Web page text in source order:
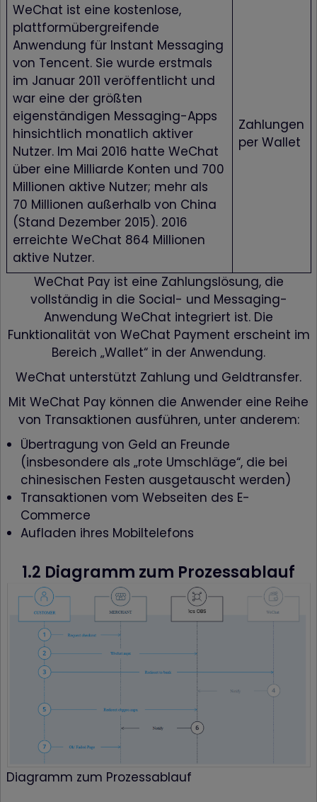
WeChat ist eine kostenlose,
plattformübergreifende
Anwendung für Instant Messaging
von Tencent. Sie wurde erstmals
im Januar 2011 veröffentlicht und
war eine der größten
eigenständigen Messaging-Apps
hinsichtlich monatlich aktiver
Nutzer. Im Mai 2016 hatte WeChat
über eine Milliarde Konten und 700
Millionen aktive Nutzer; mehr als
70 Millionen außerhalb von China
(Stand Dezember 2015). 2016
erreichte WeChat 864 Millionen
aktive Nutzer.
Zahlungen
per Wallet
WeChat Pay ist eine Zahlungslösung, die
vollständig in die Social- und Messaging-
Anwendung WeChat integriert ist. Die
Funktionalität von WeChat Payment erscheint im
Bereich „Wallet“ in der Anwendung.
WeChat unterstützt Zahlung und Geldtransfer.
Mit WeChat Pay können die Anwender eine Reihe
von Transaktionen ausführen, unter anderem:
Übertragung von Geld an Freunde
(insbesondere als „rote Umschläge“, die bei
chinesischen Festen ausgetauscht werden)
Transaktionen vom Webseiten des E-
Commerce
Aufladen ihres Mobiltelefons
1.2 Diagramm zum Prozessablauf
Diagramm zum Prozessablauf